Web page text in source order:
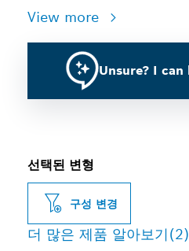
View more
Unsure? I
선택된 변형
구성 변경
더 많은 제품 알아보기(2)